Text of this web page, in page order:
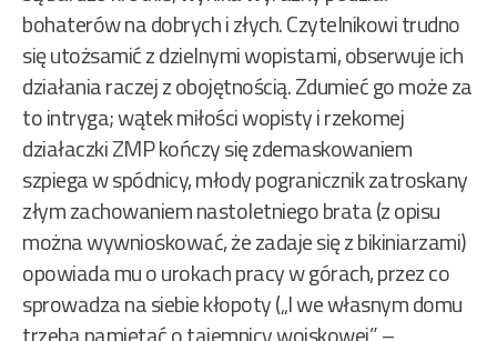
bohaterów na dobrych i złych. Czytelnikowi trudno
się utożsamić z dzielnymi wopistami, obserwuje ich
działania raczej z obojętnością. Zdumieć go może za
to intryga; wątek miłości wopisty i rzekomej
działaczki ZMP kończy się zdemaskowaniem
szpiega w spódnicy, młody pogranicznik zatroskany
złym zachowaniem nastoletniego brata (z opisu
można wywnioskować, że zadaje się z bikiniarzami)
opowiada mu o urokach pracy w górach, przez co
sprowadza na siebie kłopoty („I we własnym domu